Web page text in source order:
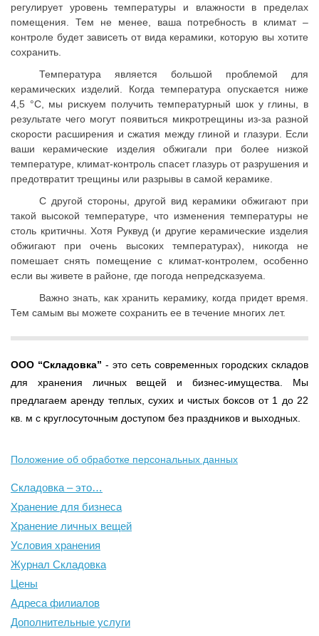
регулирует уровень температуры и влажности в пределах
помещения. Тем не менее, ваша потребность в климат –
контроле будет зависеть от вида керамики, которую вы хотите
сохранить.
Температура является большой проблемой для
керамических изделий. Когда температура опускается ниже
4,5 °С, мы рискуем получить температурный шок у глины, в
результате чего могут появиться микротрещины из-за разной
скорости расширения и сжатия между глиной и глазури. Если
ваши керамические изделия обжигали при более низкой
температуре, климат-контроль спасет глазурь от разрушения и
предотвратит трещины или разрывы в самой керамике.
С другой стороны, другой вид керамики обжигают при
такой высокой температуре, что изменения температуры не
столь критичны. Хотя Руквуд (и другие керамические изделия
обжигают при очень высоких температурах), никогда не
помешает снять помещение с климат-контролем, особенно
если вы живете в районе, где погода непредсказуема.
Важно знать, как хранить керамику, когда придет время.
Тем самым вы можете сохранить ее в течение многих лет.
ООО “Складовка” - это сеть современных городских складов
для хранения личных вещей и бизнес-имущества. Мы
предлагаем аренду теплых, сухих и чистых боксов от 1 до 22
кв. м с круглосуточным доступом без праздников и выходных.
Положение об обработке персональных данных
Складовка – это…
Хранение для бизнеса
Хранение личных вещей
Условия хранения
Журнал Складовка
Цены
Адреса филиалов
Дополнительные услуги